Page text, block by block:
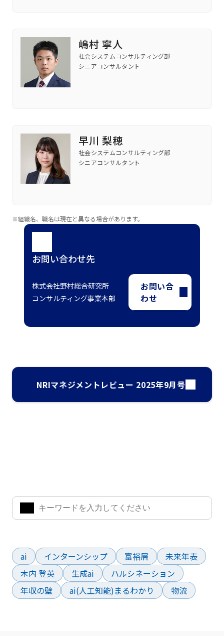
嶋村 寧人
社会システムコンサルティング部
シニアコンサルタント
早川 梨穂
社会システムコンサルティング部
シニアコンサルタント
※組織名、職名は現在と異なる場合があります。
お問い合わせ先
株式会社野村総合研究所
コンサルティング事業本部
お問い合
わせ
NRIマネジメントレビュー 2025年9月号
ai
インターンシップ 富裕層
未来年表
木内 登英
生成ai
ハルシネーション
年収の壁
ai(人工知能)まるわかり 物流